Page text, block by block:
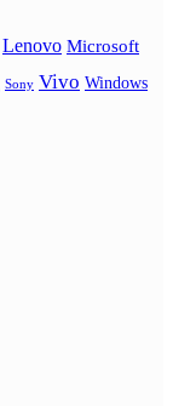
Lenovo Microsoft
Sony Vivo Windows